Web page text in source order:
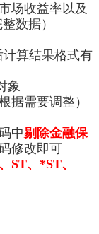
场收益率以及
数据）
计算结果格式有
象
据需要调整）
中剔除金融保
修改即可
ST、*ST、